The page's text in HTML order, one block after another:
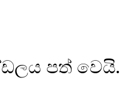
පත් වෙයි.